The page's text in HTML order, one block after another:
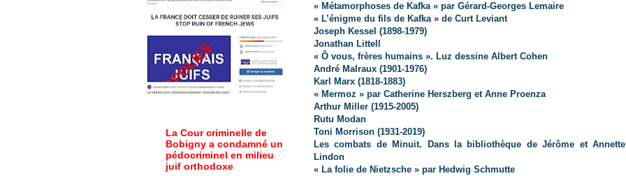
« Métamorphoses de Kafka » par Gérard-Georges Lemaire
« L’énigme du fils de Kafka » de Curt Leviant
Joseph Kessel (1898-1979)
Jonathan Littell
« Ô vous, frères humains ». Luz dessine Albert Cohen
André Malraux (1901-1976)
Karl Marx (1818-1883)
« Mermoz » par Catherine Herszberg et Anne Proenza
Arthur Miller (1915-2005)
Rutu Modan
Toni Morrison (1931-2019)
Les combats de Minuit. Dans la bibliothèque de Jérôme et Annette
Lindon
« La folie de Nietzsche » par Hedwig Schmutte
La Cour criminelle de
Bobigny a condamné un
pédocriminel en milieu
juif orthodoxe